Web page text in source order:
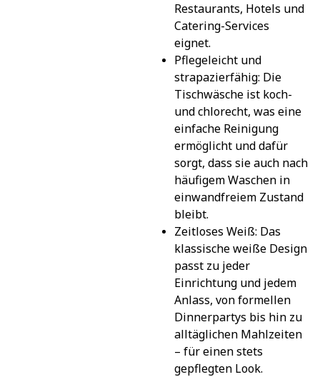
Restaurants, Hotels und
Catering-Services
eignet.
Pflegeleicht und
strapazierfähig: Die
Tischwäsche ist koch-
und chlorecht, was eine
einfache Reinigung
ermöglicht und dafür
sorgt, dass sie auch nach
häufigem Waschen in
einwandfreiem Zustand
bleibt.
Zeitloses Weiß: Das
klassische weiße Design
passt zu jeder
Einrichtung und jedem
Anlass, von formellen
Dinnerpartys bis hin zu
alltäglichen Mahlzeiten
– für einen stets
gepflegten Look.